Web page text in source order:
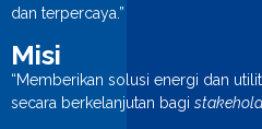
dan terpercaya.”
Misi
“Memberikan solusi energi dan
secara berkelanjutan bagi